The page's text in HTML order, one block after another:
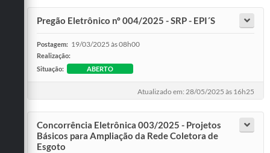
Pregão Eletrônico nº 004/2025 - SRP - EPI´S
Postagem: 19/03/2025 às 08h00
Realização:
Situação:
ABERTO
Atualizado em: 28/05/2025 às 16h25
Concorrência Eletrônica 003/2025 - Projetos
Básicos para Ampliação da Rede Coletora de
Esgoto